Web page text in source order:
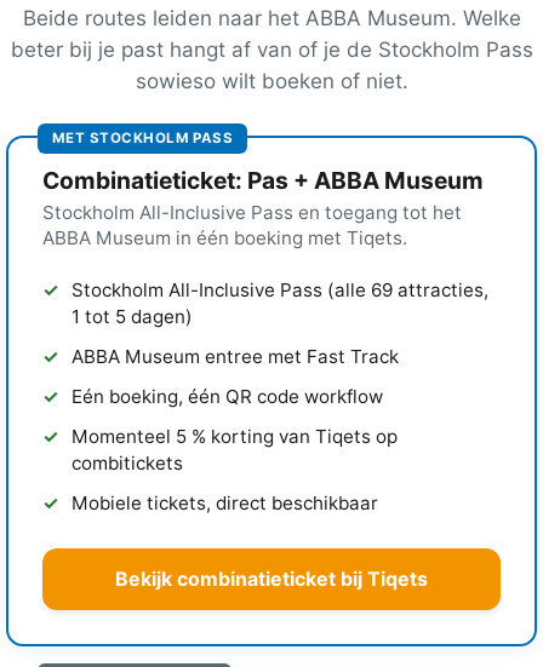
Beide routes leiden naar het ABBA Museum. Welke
beter bij je past hangt af van of je de Stockholm Pass
sowieso wilt boeken of niet.
MET STOCKHOLM PASS
Combinatieticket: Pas + ABBA Museum
Stockholm All-Inclusive Pass en toegang tot het
ABBA Museum in één boeking met Tiqets.
Stockholm All-Inclusive Pass (alle 69 attracties,
1 tot 5 dagen)
ABBA Museum entree met Fast Track
Eén boeking, één QR code workflow
Momenteel 5 % korting van Tiqets op
combitickets
Mobiele tickets, direct beschikbaar
Bekijk combinatieticket bij Tiqets